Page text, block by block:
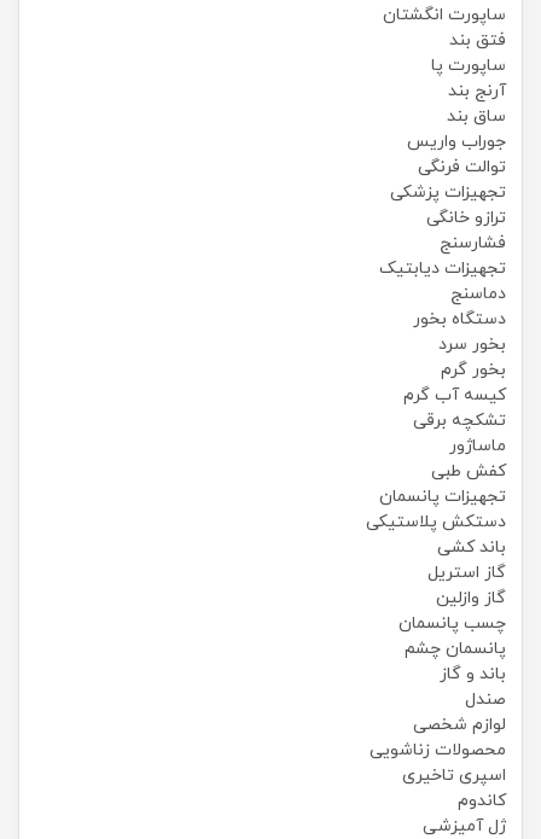
ساپورت انگشتان
فتق بند
ساپورت پا
آرنج بند
ساق بند
جوراب واریس
توالت فرنگی
تجهیزات پزشکی
ترازو خانگی
فشارسنج
تجهیزات دیابتیک
دماسنج
دستگاه بخور
بخور سرد
بخور گرم
کیسه آب گرم
تشکچه برقی
ماساژور
کفش طبی
تجهیزات پانسمان
دستکش پلاستیکی
باند کشی
گاز استریل
گاز وازلین
چسب پانسمان
پانسمان چشم
باند و گاز
صندل
لوازم شخصی
محصولات زناشویی
اسپری تاخیری
کاندوم
ژل آمیزشی